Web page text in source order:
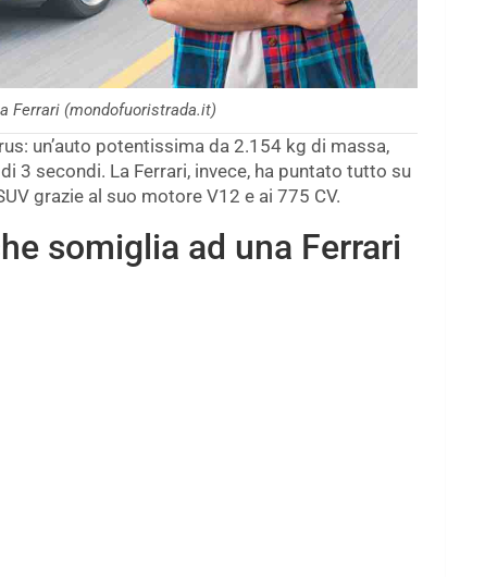
Ferrari (mondofuoristrada.it)
un’auto potentissima da 2.154 kg di massa,
3 secondi. La Ferrari, invece, ha puntato tutto su
grazie al suo motore V12 e ai 775 CV.
somiglia ad una Ferrari